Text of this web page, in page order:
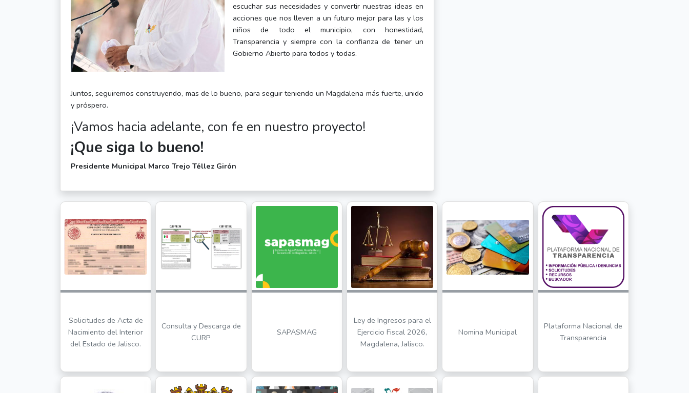
escuchar sus necesidades y convertir nuestras ideas en
acciones que nos lleven a un futuro mejor para las y los
niños de todo el municipio, con honestidad,
Transparencia y siempre con la confianza de tener un
Gobierno Abierto para todos y todas.
Juntos, seguiremos construyendo, mas de lo bueno, para seguir teniendo un Magdalena más fuerte, unido
y próspero.
¡Vamos hacia adelante, con fe en nuestro proyecto!
¡Que siga lo bueno!
Presidente Municipal Marco Trejo Téllez Girón
Solicitudes de Acta de
Nacimiento del Interior
del Estado de Jalisco.
Consulta y Descarga de
CURP
SAPASMAG
Ley de Ingresos para el
Ejercicio Fiscal 2026,
Magdalena, Jalisco.
Nomina Municipal
Plataforma Nacional de
Transparencia